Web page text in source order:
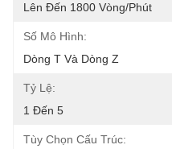
Lên Đến 1800 Vòng/phút
Số Mô Hình:
Dòng T Và Dòng Z
Tỷ Lệ:
1 Đến 5
Tùy Chọn Cấu Trúc: